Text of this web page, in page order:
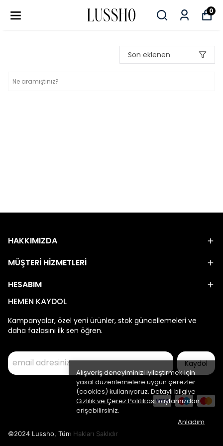
0
Alışveriş deneyiminizi iyileştirmek için
yasal düzenlemelere uygun çerezler
(cookies) kullanıyoruz. Detaylı bilgiye
Gizlilik ve Çerez Politikasısayfamızdan
erişebilirsiniz.
Anladım
Son eklenen
HAKKIMIZDA
MÜŞTERİ HİZMETLERİ
HESABIM
HEMEN KAYDOL
Kampanyalar, özel yeni ürünler, stok güncellemeleri ve
daha fazlasını ilk sen öğren.
Kaydol
©2024 Lussho, Tüm Hakları Saklıdır